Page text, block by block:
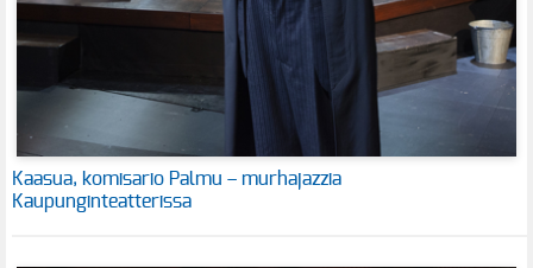
Kaasua, komisario Palmu – murhajazzia
Kaupunginteatterissa